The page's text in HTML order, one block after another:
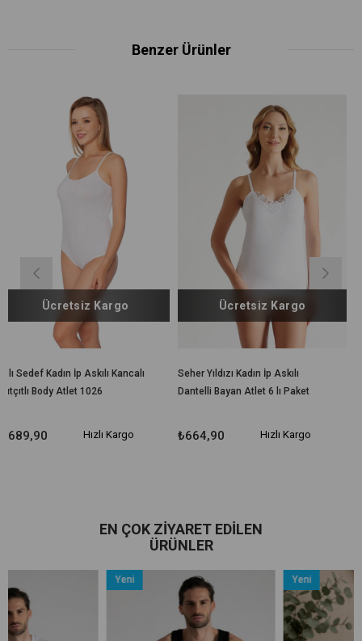
Benzer Ürünler
Kancalı
Kargo
Seher Yıldızı Kadın İp Askılı
Dantelli Bayan Atlet 6 lı Paket
₺664,90 Hızlı Kargo
Tutku Elit 2201 Sıfır
Elastan Bayan Atlet
₺319,90
EN ÇOK ZIYARET EDILEN
ÜRÜNLER